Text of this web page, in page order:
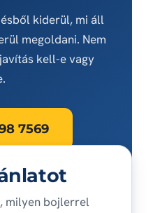
kiderül, mi áll
megoldani. Nem
kell-e vagy
7569
milyen bojlerrel